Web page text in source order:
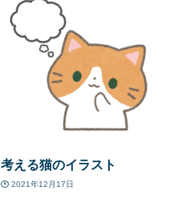
考える猫のイラスト
2021年12月17日